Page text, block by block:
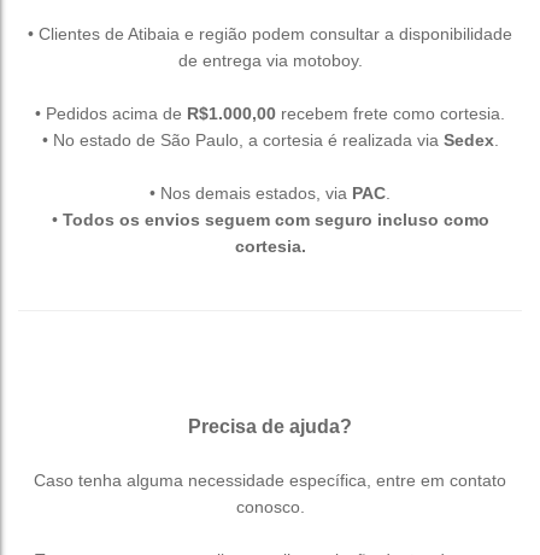
• Clientes de Atibaia e região podem consultar a disponibilidade
de entrega via motoboy.
• Pedidos acima de R$1.000,00 recebem frete como cortesia.
• No estado de São Paulo, a cortesia é realizada via Sedex.
• Nos demais estados, via PAC
• Todos os envios seguem com seguro incluso como
cortesia.
Precisa de ajuda?
Caso tenha alguma necessidade específica, entre em contato
conosco.